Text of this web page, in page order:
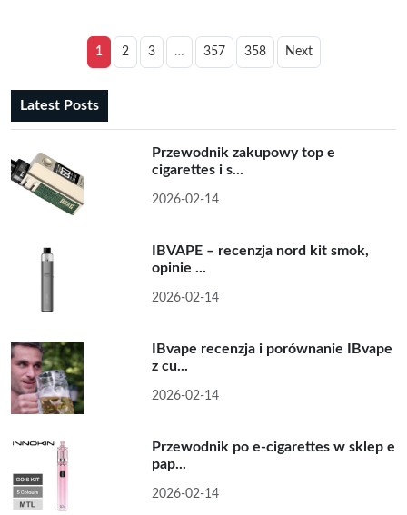
1 2 3 … 357 358 Next
Latest Posts
Przewodnik zakupowy top e
cigarettes i s...
2026-02-14
IBVAPE – recenzja nord kit smok,
opinie ...
2026-02-14
IBvape recenzja i porównanie IBvape
z cu...
2026-02-14
Przewodnik po e-cigarettes w sklep e
pap...
2026-02-14